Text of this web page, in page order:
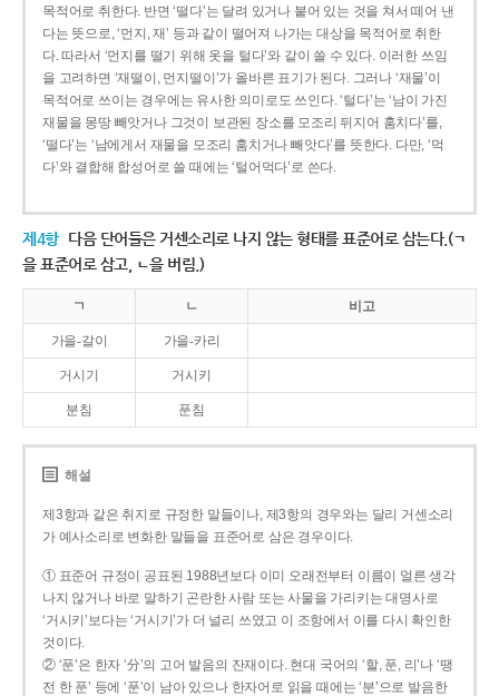
목적어로 취한다. 반면 ‘떨다’는 달려 있거나 붙어 있는 것을 쳐서 떼어 낸
다는 뜻으로, ‘먼지, 재’ 등과 같이 떨어져 나가는 대상을 목적어로 취한
다. 따라서 ‘먼지를 떨기 위해 옷을 털다’와 같이 쓸 수 있다. 이러한 쓰임
을 고려하면 ‘재떨이, 먼지떨이’가 올바른 표기가 된다. 그러나 ‘재물’이
목적어로 쓰이는 경우에는 유사한 의미로도 쓰인다. ‘털다’는 ‘남이 가진
재물을 몽땅 빼앗거나 그것이 보관된 장소를 모조리 뒤지어 훔치다’를,
‘떨다’는 ‘남에게서 재물을 모조리 훔치거나 빼앗다’를 뜻한다. 다만, ‘먹
다’와 결합해 합성어로 쓸 때에는 ‘털어먹다’로 쓴다.
제4항 다음 단어들은 거센소리로 나지 않는 형태를 표준어로 삼는다.(ㄱ
을 표준어로 삼고, ㄴ을 버림.)
ㄱ ㄴ 비고
가을-갈이 가을-카리
거시기 거시키
분침 푼침
해설
제3항과 같은 취지로 규정한 말들이나, 제3항의 경우와는 달리 거센소리
가 예사소리로 변화한 말들을 표준어로 삼은 경우이다.
① 표준어 규정이 공표된 1988년보다 이미 오래전부터 이름이 얼른 생각
나지 않거나 바로 말하기 곤란한 사람 또는 사물을 가리키는 대명사로
‘거시키’보다는 ‘거시기’가 더 널리 쓰였고 이 조항에서 이를 다시 확인한
것이다.
② ‘푼’은 한자 ‘分’의 고어 발음의 잔재이다. 현대 국어의 ‘할, 푼, 리’나 ‘땡
전 한 푼’ 등에 ‘푼’이 남아 있으나 한자어로 읽을 때에는 ‘분’으로 발음한